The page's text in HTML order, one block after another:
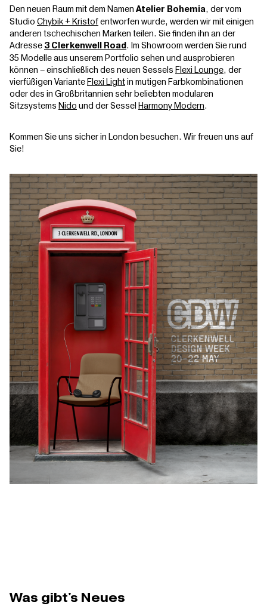
Den neuen Raum mit dem Namen Atelier Bohemia, der vom
Studio Chybik + Kristofentworfen wurde, werden wir mit einigen
anderen tschechischen Marken teilen. Sie finden ihn an der
Adresse 3 Clerkenwell Road. Im Showroom werden Sie rund
35 Modelle aus unserem Portfolio sehen und ausprobieren
können – einschließlich des neuen Sessels Flexi Lounge, der
vierfüßigen VarianteFlexi Lightin mutigen Farbkombinationen
oder des in Großbritannien sehr beliebten modularen
Sitzsystems Nido und der Sessel Harmony Modern.
Kommen Sie uns sicher in London besuchen. Wir freuen uns auf
Sie!
Was gibt's Neues